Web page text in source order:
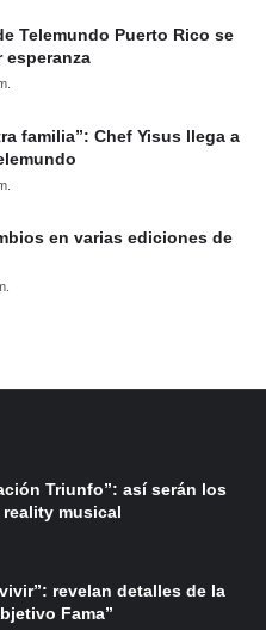
Telemundo Puerto Rico se
esperanza
familia”: Chef Yisus llega a
en varias ediciones de
Triunfo”: así serán los
musical
revelan detalles de la
Fama”